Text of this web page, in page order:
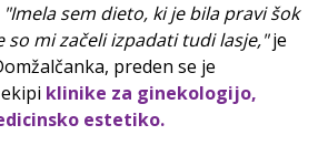
"Imela sem dieto, ki je bila pravi šok
so mi začeli izpadati tudi lasje,"je
preden se je
klinike za ginekologijo,
estetiko.